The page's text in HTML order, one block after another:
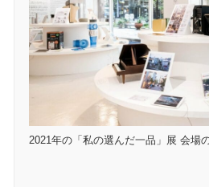
2021年の「私の選んだ一品」展 会場